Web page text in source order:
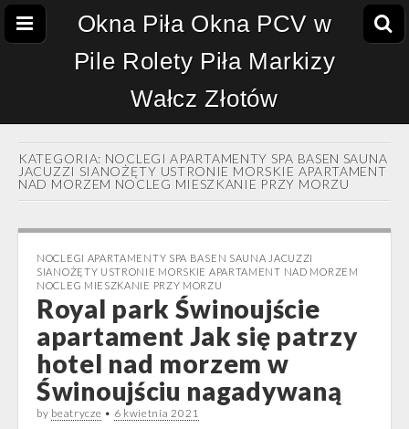
Okna Piła Okna PCV w
Pile Rolety Piła Markizy
Wałcz Złotów
KATEGORIA: NOCLEGI APARTAMENTY SPA BASEN SAUNA
JACUZZI SIANOŻĘTY USTRONIE MORSKIE APARTAMENT
NAD MORZEM NOCLEG MIESZKANIE PRZY MORZU
NOCLEGI APARTAMENTY SPA BASEN SAUNA JACUZZI
SIANOŻĘTY USTRONIE MORSKIE APARTAMENT NAD MORZEM
NOCLEG MIESZKANIE PRZY MORZU
Royal park Świnoujście
apartament Jak się patrzy
hotel nad morzem w
Świnoujściu nagadywaną
by beatrycze • 6 kwietnia 2021